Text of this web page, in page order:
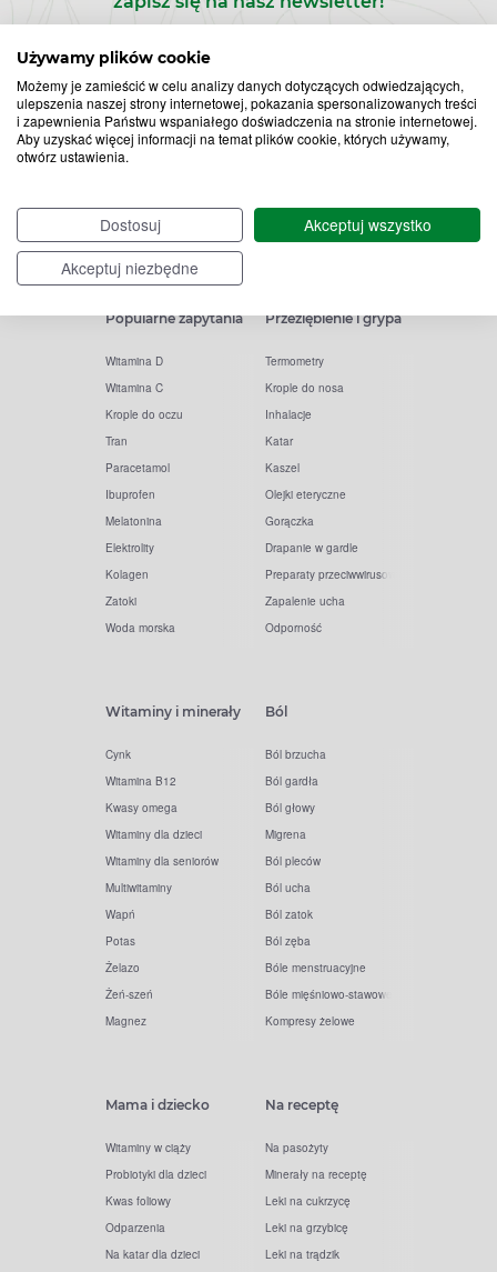
Używamy plików cookie
Możemy je zamieścić w celu analizy danych dotyczących odwiedzających,
ulepszenia naszej strony internetowej, pokazania spersonalizowanych treści
i zapewnienia Państwu wspaniałego doświadczenia na stronie internetowej.
Aby uzyskać więcej informacji na temat plików cookie, których używamy,
otwórz ustawienia.
Dostosuj
Akceptuj wszystko
Akceptuj niezbędne
Zapisz
do
newslettera
Chcę otrzymywać newsletter Apteline* rozwiń>
Popularne zapytania
Witamina D
Witamina C
Krople do oczu
Tran
Paracetamol
Ibuprofen
Melatonina
Elektrolity
Kolagen
Zatoki
Woda morska
Przeziębienie i grypa
Termometry
Krople do nosa
Inhalacje
Katar
Kaszel
Olejki eteryczne
Gorączka
Drapanie w gardle
Preparaty przeciwwirusowe
Zapalenie ucha
Odporność
Witaminy i minerały
Cynk
Witamina B12
Kwasy omega
Witaminy dla dzieci
Witaminy dla seniorów
Multiwitaminy
Wapń
Potas
Żelazo
Żeń-szeń
Magnez
Ból
Ból brzucha
Ból gardła
Ból głowy
Migrena
Ból pleców
Ból ucha
Ból zatok
Ból zęba
Bóle menstruacyjne
Bóle mięśniowo-stawowe
Kompresy żelowe
Mama i dziecko
Witaminy w ciąży
Probiotyki dla dzieci
Kwas foliowy
Odparzenia
Na katar dla dzieci
Na receptę
Na pasożyty
Minerały na receptę
Leki na cukrzycę
Leki na grzybicę
Leki na trądzik